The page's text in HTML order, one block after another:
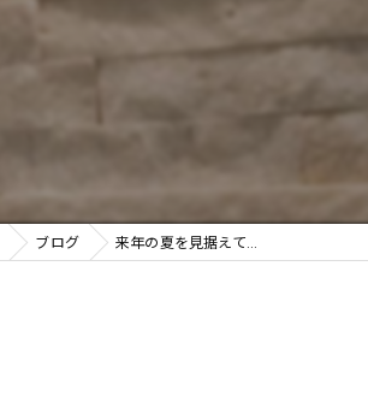
ダイエット
ボディメイク
健康
体験ブログ 来年の夏を見据えて…